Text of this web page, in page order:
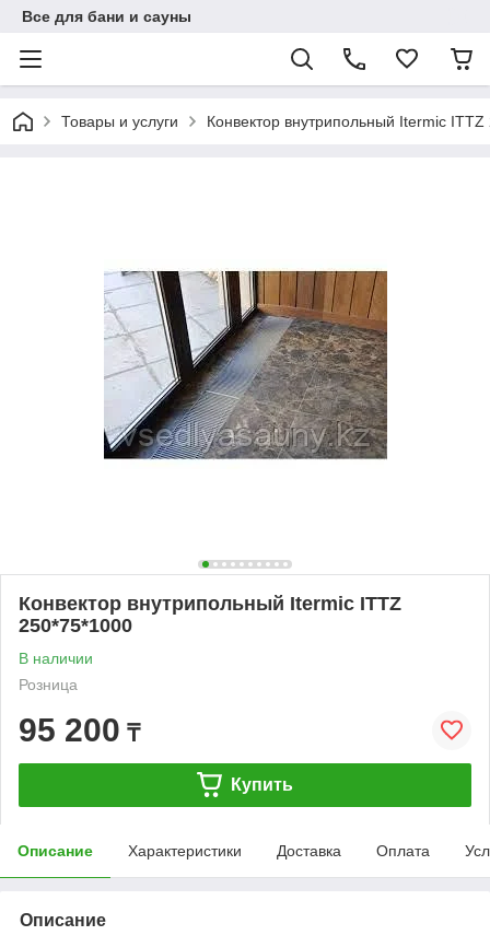
Все для бани и сауны
Товары и услуги Конвектор внутрипольный Itermic
Конвектор внутрипольный Itermic ITTZ
250*75*1000
В наличии
Розница
95 200 ₸
Купить
Описание Характеристики Доставка Оплата
Описание